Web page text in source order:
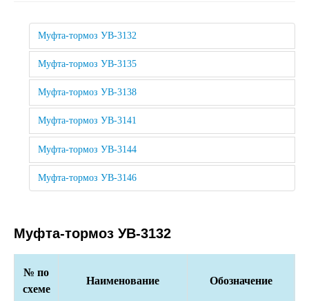
Муфта-тормоз УВ-3132
Муфта-тормоз УВ-3135
Муфта-тормоз УВ-3138
Муфта-тормоз УВ-3141
Муфта-тормоз УВ-3144
Муфта-тормоз УВ-3146
Муфта-тормоз УВ-3132
№ по
схеме
Наименование Обозначение